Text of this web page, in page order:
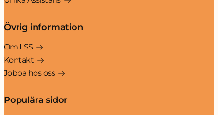
Övrig information
Om LSS
Kontakt
Jobba hos oss
Populära sidor